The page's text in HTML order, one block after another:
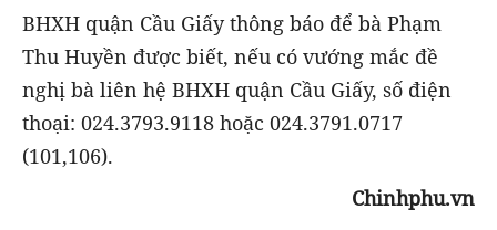
BHXH quận Cầu Giấy thông báo để bà Phạm
Thu Huyền được biết, nếu có vướng mắc đề
nghị bà liên hệ BHXH quận Cầu Giấy, số điện
thoại: 024.3793.9118 hoặc 024.3791.0717
(101,106).
Chinhphu.vn